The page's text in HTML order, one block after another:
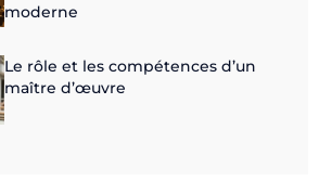
moderne
Le rôle et les compétences d’un
maître d’œuvre